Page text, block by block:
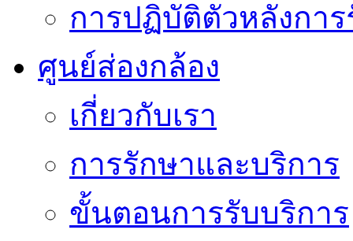
การปฏิบัติตัวหลังการ
ศูนย์ส่องกล้อง
เกี่ยวกับเรา
การรักษาและบริการ
ขั้นตอนการรับบริการ